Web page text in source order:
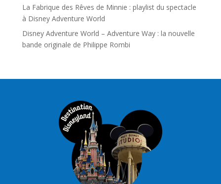
La Fabrique des Rêves de Minnie : playlist du spectacle
à Disney Adventure World
Disney Adventure World – Adventure Way : la nouvelle
bande originale de Philippe Rombi